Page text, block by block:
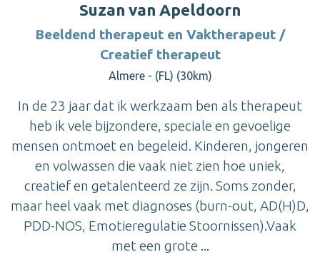
Suzan van Apeldoorn
Beeldend therapeut en Vaktherapeut /
Creatief therapeut
Almere - (FL) (30km)
In de 23 jaar dat ik werkzaam ben als therapeut
heb ik vele bijzondere, speciale en gevoelige
mensen ontmoet en begeleid. Kinderen, jongeren
en volwassen die vaak niet zien hoe uniek,
creatief en getalenteerd ze zijn. Soms zonder,
maar heel vaak met diagnoses (burn-out, AD(H)D,
PDD-NOS, Emotieregulatie Stoornissen).Vaak
met een grote ...